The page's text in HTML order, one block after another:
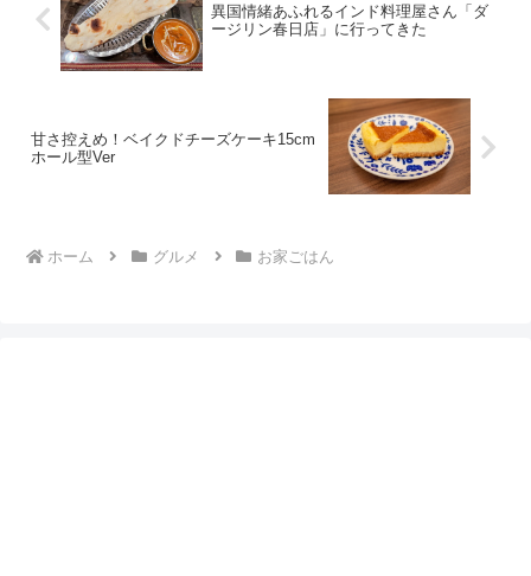
異国情緒あふれるインド料理屋さん「ダ
ージリン春日店」に行ってきた
甘さ控えめ！ベイクドチーズケーキ15cm
ホール型Ver
ホーム グルメ お家ごはん